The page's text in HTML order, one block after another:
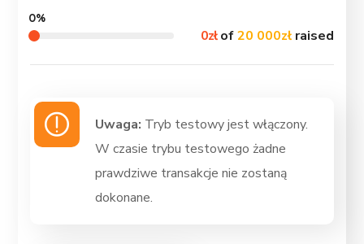
0złof20 000złraised
0%
Uwaga: Tryb testowy jest włączony.
W czasie trybu testowego żadne
prawdziwe transakcje nie zostaną
dokonane.